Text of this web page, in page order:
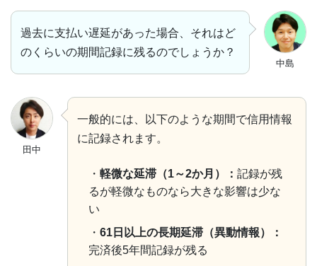
中島
過去に支払い遅延があった場合、それはど
のくらいの期間記録に残るのでしょうか？
田中
一般的には、以下のような期間で信用情報
に記録されます。
・ 軽微な延滞（1～2か月）： 記録が残
るが軽微なものなら大きな影響は少な
い
・ 61日以上の長期延滞（異動情報）：
完済後5年間記録が残る